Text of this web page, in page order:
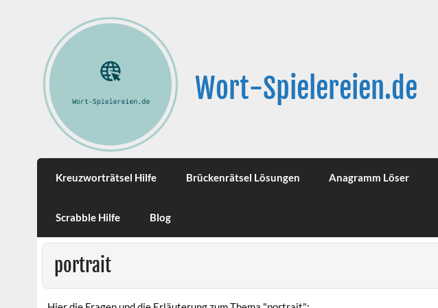
Wort-Spielereien.de
Kreuzworträtsel Hilfe Brückenrätsel Lösungen Anagramm Löser
Scrabble Hilfe Blog
portrait